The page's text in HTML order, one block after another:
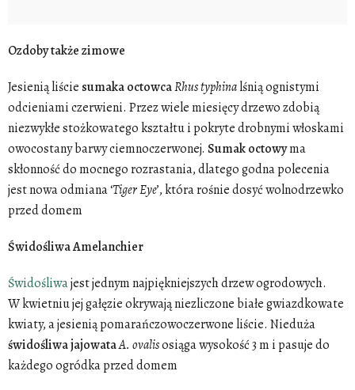
Ozdoby także zimowe
Jesienią liście sumakaoctowcaRhustyphinalśnią ognistymi
odcieniami czerwieni. Przez wiele miesięcy drzewo zdobią
niezwykłe stożkowatego kształtu i pokryte drobnymi włoskami
owocostany barwy ciemnoczerwonej. Sumakoctowyma
skłonność do mocnego rozrastania, dlatego godna polecenia
jest nowa odmiana ‘TigerEye’, która rośnie dosyć wolnodrzewko
przed domem
Świdośliwa Amelanchier
Świdośliwajest jednym najpiękniejszych drzew ogrodowych.
W kwietniu jej gałęzie okrywają niezliczone białe gwiazdkowate
kwiaty, a jesienią pomarańczowoczerwone liście. Nieduża
świdośliwajajowataA. ovalisosiąga wysokość 3 m i pasuje do
każdego ogródka przed domem